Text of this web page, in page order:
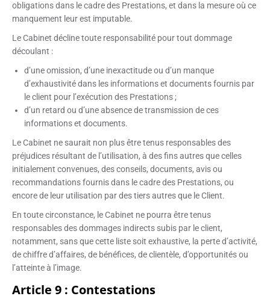
obligations dans le cadre des Prestations, et dans la mesure où ce
manquement leur est imputable.
Le Cabinet décline toute responsabilité pour tout dommage
découlant :
d’une omission, d’une inexactitude ou d’un manque
d’exhaustivité dans les informations et documents fournis par
le client pour l’exécution des Prestations ;
d’un retard ou d’une absence de transmission de ces
informations et documents.
Le Cabinet ne saurait non plus être tenus responsables des
préjudices résultant de l’utilisation, à des fins autres que celles
initialement convenues, des conseils, documents, avis ou
recommandations fournis dans le cadre des Prestations, ou
encore de leur utilisation par des tiers autres que le Client.
En toute circonstance, le Cabinet ne pourra être tenus
responsables des dommages indirects subis par le client,
notamment, sans que cette liste soit exhaustive, la perte d’activité,
de chiffre d’affaires, de bénéfices, de clientèle, d’opportunités ou
l’atteinte à l’image.
Article 9 : Contestations